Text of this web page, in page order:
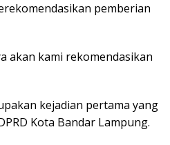
pemberian
akan kami rekomendasikan
kejadian pertama yang
Kota Bandar Lampung.